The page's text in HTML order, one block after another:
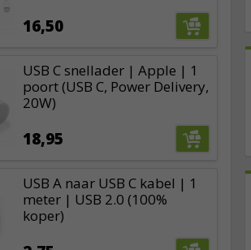
16,50
USB C snellader | Apple | 1
poort (USB C, Power Delivery,
20W)
18,95
USB A naar USB C kabel | 1
meter | USB 2.0 (100%
koper)